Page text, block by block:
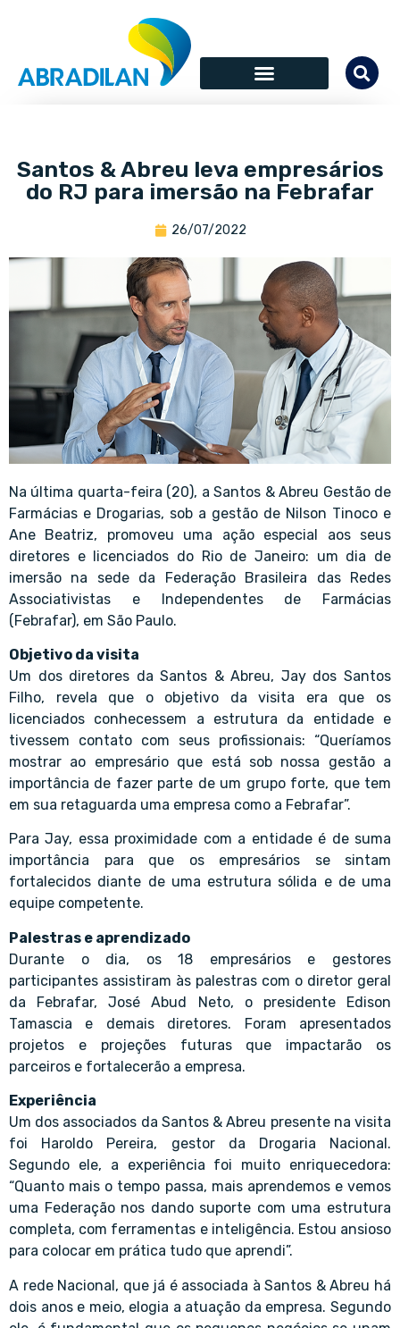
Santos & Abreu leva empresários
do RJ para imersão na Febrafar
26/07/2022
Na última quarta-feira (20), a Santos & Abreu Gestão de
Farmácias e Drogarias, sob a gestão de Nilson Tinoco e
Ane Beatriz, promoveu uma ação especial aos seus
diretores e licenciados do Rio de Janeiro: um dia de
imersão na sede da Federação Brasileira das Redes
Associativistas e Independentes de Farmácias
(Febrafar), em São Paulo.
Objetivo da visita
Um dos diretores da Santos & Abreu, Jay dos Santos
Filho, revela que o objetivo da visita era que os
licenciados conhecessem a estrutura da entidade e
tivessem contato com seus profissionais: “Queríamos
mostrar ao empresário que está sob nossa gestão a
importância de fazer parte de um grupo forte, que tem
em sua retaguarda uma empresa como a Febrafar”.
Para Jay, essa proximidade com a entidade é de suma
importância para que os empresários se sintam
fortalecidos diante de uma estrutura sólida e de uma
equipe competente.
Palestras e aprendizado
Durante o dia, os 18 empresários e gestores
participantes assistiram às palestras com o diretor geral
da Febrafar, José Abud Neto, o presidente Edison
Tamascia e demais diretores. Foram apresentados
projetos e projeções futuras que impactarão os
parceiros e fortalecerão a empresa.
Experiência
Um dos associados da Santos & Abreu presente na visita
foi Haroldo Pereira, gestor da Drogaria Nacional.
Segundo ele, a experiência foi muito enriquecedora:
“Quanto mais o tempo passa, mais aprendemos e vemos
uma Federação nos dando suporte com uma estrutura
completa, com ferramentas e inteligência. Estou ansioso
para colocar em prática tudo que aprendi”.
A rede Nacional, que já é associada à Santos & Abreu há
dois anos e meio, elogia a atuação da empresa. Segundo